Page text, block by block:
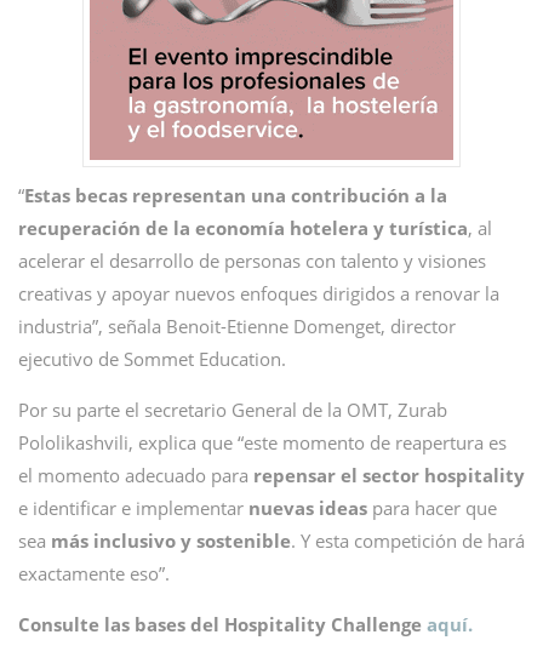
“Estas becas representan una contribución a la
recuperación de la economía hotelera y turística, al
acelerar el desarrollo de personas con talento y visiones
creativas y apoyar nuevos enfoques dirigidos a renovar la
industria”, señala Benoit-Etienne Domenget, director
ejecutivo de Sommet Education.
Por su parte el secretario General de la OMT, Zurab
Pololikashvili, explica que “este momento de reapertura es
el momento adecuado para repensar el sector hospitality
e identificar e implementar nuevas ideas para hacer que
sea más inclusivo y sostenible. Y esta competición de hará
exactamente eso”.
Consulte las bases del Hospitality Challenge aquí.